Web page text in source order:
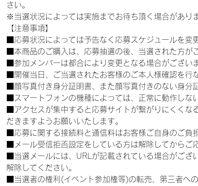
さい。
※当選状況によっては実施までお待ち頂く場合があり
【注意事項】
■応募状況によっては予告なく応募スケジュールを変
■本商品のご購入は、応募抽選の後、当選された方が
■参加メンバーは都合により変更となる場合がござい
■開催当日、ご当選されたお客様のご本人様確認を行
■顔写真付き身分証明書、また顔写真付きのない身分
■スマートフォンの機種によっては、正常に動作しな
■アクセスが集中すると応募サイトが繋がりにくくな
だきますようお願いいたします。
■応募に関する接続料と通信料はお客様ご自身のご負
■メール受信拒否設定をしている方は解除してからご
■当選メールには、URLが記載されている場合がご
解除してください。
■当選者の権利(イベント参加権等)の転売、第三者へ